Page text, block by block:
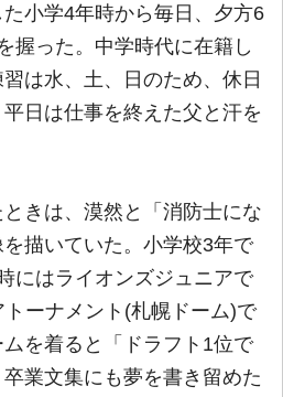
小学4年時から毎日、夕方6
握った。中学時代に在籍し
は水、土、日のため、休日
日は仕事を終えた父と汗を
きは、漠然と「消防士にな
描いていた。小学校3年で
にはライオンズジュニアで
ーナメント(札幌ドーム)で
を着ると「ドラフト1位で
業文集にも夢を書き留めた